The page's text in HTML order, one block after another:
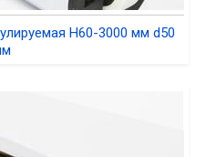
H60-3000 мм d50